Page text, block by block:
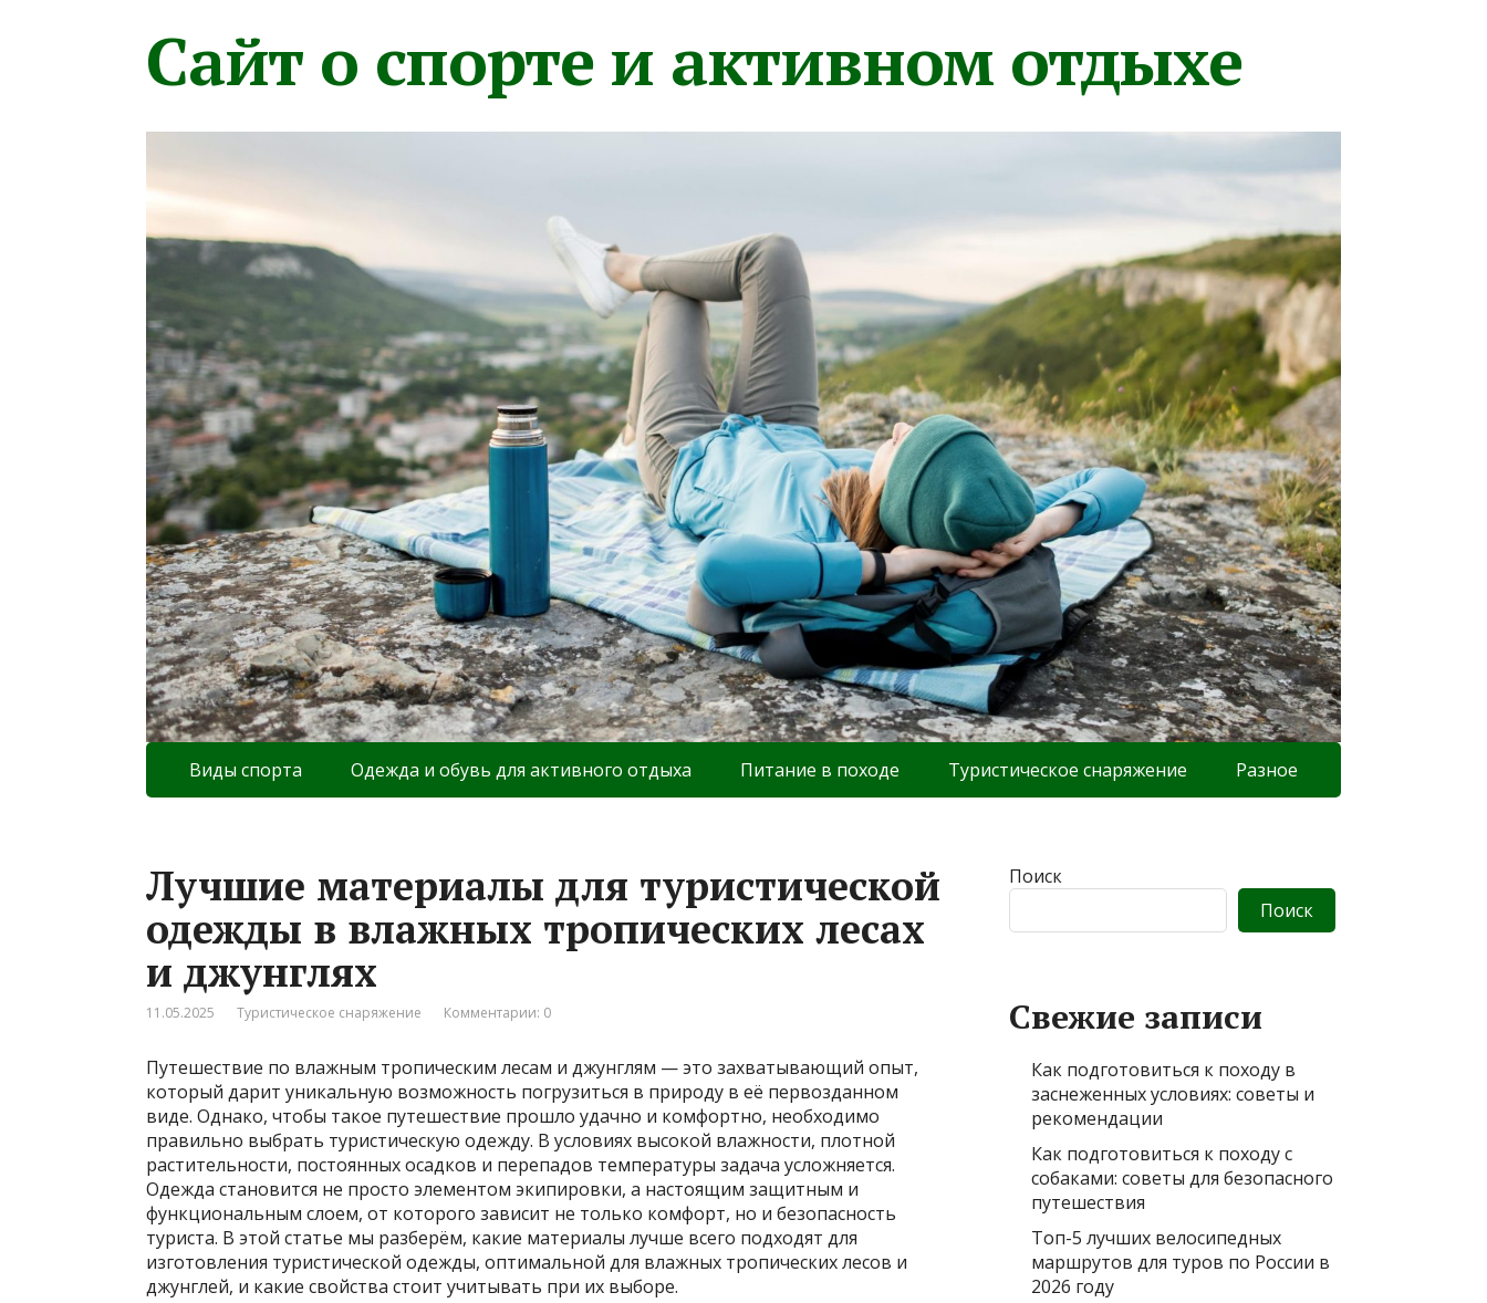
Сайт о спорте и активном отдыхе
Виды спорта Одежда и обувь для активного отдыха Питание в походе Туристическое снаряжение Разное
Лучшие материалы для туристической
одежды в влажных тропических лесах
и джунглях
11.05.2025 Туристическое снаряжение Комментарии: 0
Путешествие по влажным тропическим лесам и джунглям — это захватывающий опыт,
который дарит уникальную возможность погрузиться в природу в её первозданном
виде. Однако, чтобы такое путешествие прошло удачно и комфортно, необходимо
правильно выбрать туристическую одежду. В условиях высокой влажности, плотной
растительности, постоянных осадков и перепадов температуры задача усложняется.
Одежда становится не просто элементом экипировки, а настоящим защитным и
функциональным слоем, от которого зависит не только комфорт, но и безопасность
туриста. В этой статье мы разберём, какие материалы лучше всего подходят для
изготовления туристической одежды, оптимальной для влажных тропических лесов и
джунглей, и какие свойства стоит учитывать при их выборе.
Поиск
Поиск
Свежие записи
Как подготовиться к походу в
заснеженных условиях: советы и
рекомендации
Как подготовиться к походу с
собаками: советы для безопасного
путешествия
Топ-5 лучших велосипедных
маршрутов для туров по России в
2026 году